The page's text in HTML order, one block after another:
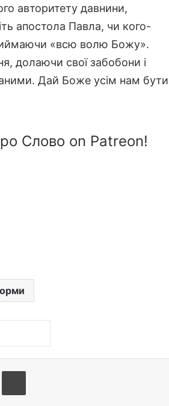
авторитету давнини,
апостола Павла, чи кого-
«всю волю Божу».
долаючи свої забобони і
Дай Боже усім нам бути
Слово on Patreon!
Поділитися електронною поштою